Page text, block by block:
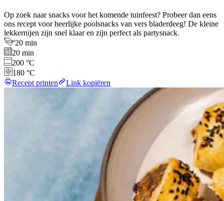
Op zoek naar snacks voor het komende tuinfeest? Probeer dan eens
ons recept voor heerlijke poolsnacks van vers bladerdeeg! De kleine
lekkernijen zijn snel klaar en zijn perfect als partysnack.
20 min
20 min
200 °C
180 °C
Recept printen
Link kopiëren